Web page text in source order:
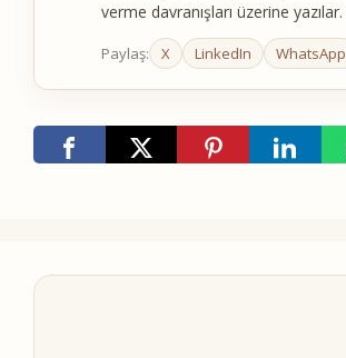
verme davranışları üzerine yazılar.
Paylaş: X LinkedIn WhatsApp